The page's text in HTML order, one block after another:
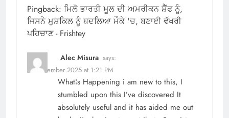
Pingback: ਮਿਲੋ ਭਾਰਤੀ ਮੂਲ ਦੀ ਅਮਰੀਕਨ ਸ਼ੈੱਫ ਨੂੰ,
ਜਿਸਨੇ ਮੁਸ਼ਕਿਲ ਨੂੰ ਬਦਲਿਆ ਮੌਕੇ 'ਚ, ਬਣਾਈ ਵੱਖਰੀ
ਪਹਿਚਾਣ - Frishtey
Alec Misura says:
16 December 2025 at 1:21 PM
What¦s Happening i am new to this, I
stumbled upon this I’ve discovered It
absolutely useful and it has aided me out